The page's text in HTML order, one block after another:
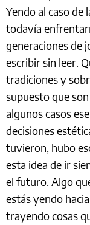
Yendo al caso de
todavía
generaciones de
escribir sin leer.
tradiciones y
supuesto que
algunos casos
decisiones
tuvieron, hubo
esta idea de ir
el futuro. Algo
estás yendo
trayendo cosas